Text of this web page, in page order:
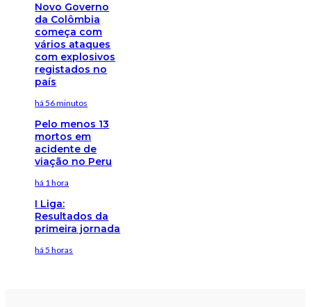
Novo Governo
da Colômbia
começa com
vários ataques
com explosivos
registados no
país
há 56 minutos
Pelo menos 13
mortos em
acidente de
viação no Peru
há 1 hora
I Liga:
Resultados da
primeira jornada
há 5 horas